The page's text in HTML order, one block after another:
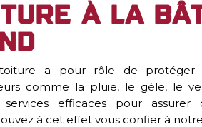
à La
a pour rôle de protéger
comme la pluie, le gèle, le
services efficaces pour assurer
à cet effet vous confier à